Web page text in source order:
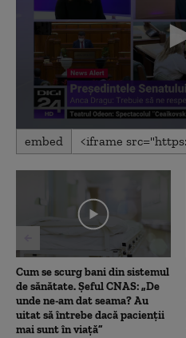
0
seconds
44
embed
Cum se scurg bani din sistemul
de sănătate. Șeful CNAS: „De
unde ne-am dat seama? Au
uitat să întrebe dacă pacienții
mai sunt în viață”